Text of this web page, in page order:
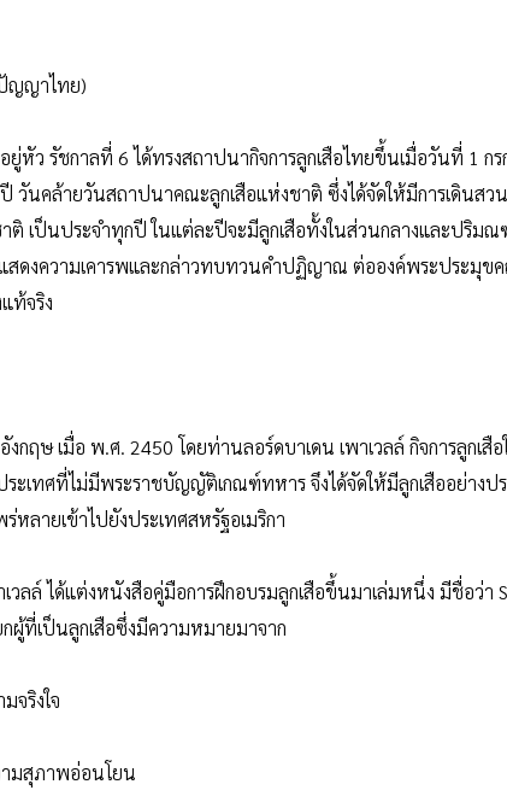
ญญาไทย)
ยู่หัว รัชกาลที่ 6 ได้ทรงสถาปนากิจการลูกเสือไทยขึ้นเมื่อวันที่ 1 ก
วันคล้ายวันสถาปนาคณะลูกเสือแห่งชาติ ซึ่งได้จัดให้มีการเดินสว
เป็นประจำทุกปี ในแต่ละปีจะมีลูกเสือทั้งในส่วนกลางและปริมณ
ดงความเคารพและกล่าวทบทวนคำปฏิญาณ ต่อองค์พระประมุข
ท้จริง
งกฤษ เมื่อ พ.ศ. 2450 โดยท่านลอร์ดบาเดน เพาเวลล์ กิจการลูกเสื
ะเทศที่ไม่มีพระราชบัญญัติเกณฑ์ทหาร จึงได้จัดให้มีลูกเสืออย่างป
หลายเข้าไปยังประเทศสหรัฐอเมริกา
วลล์ ได้แต่งหนังสือคู่มือการฝึกอบรมลูกเสือขึ้นมาเล่มหนึ่ง มีชื่อว่า
กผู้ที่เป็นลูกเสือซึ่งมีความหมายมาจาก
จริงใจ
ามสุภาพอ่อนโยน